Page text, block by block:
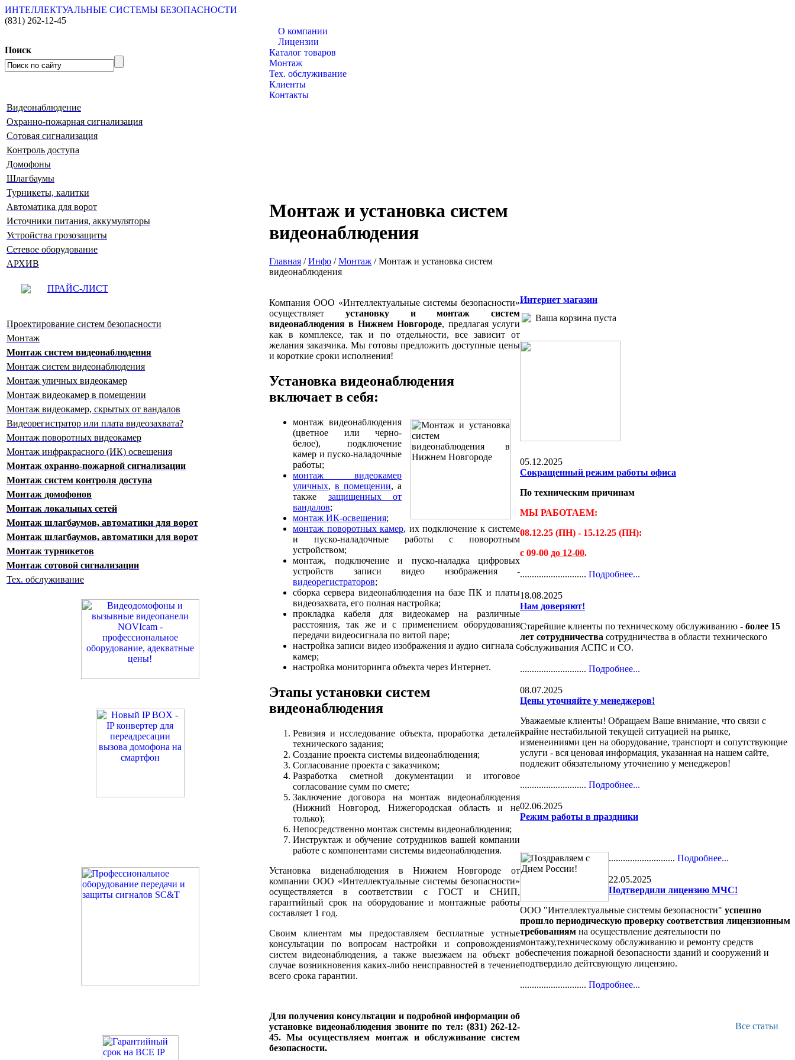
ИНТЕЛЛЕКТУАЛЬНЫЕ СИСТЕМЫ БЕЗОПАСНОСТИ
(831) 262-12-45
Поиск
О компании
Лицензии
Каталог товаров
Монтаж
Тех. обслуживание
Клиенты
Контакты
Видеонаблюдение
Охранно-пожарная сигнализация
Сотовая сигнализация
Контроль доступа
Домофоны
Шлагбаумы
Турникеты, калитки
Автоматика для ворот
Источники питания, аккумуляторы
Устройства грозозащиты
Сетевое оборудование
АРХИВ
ПРАЙС-ЛИСТ
Проектирование систем безопасности
Монтаж
Монтаж систем видеонаблюдения
Монтаж систем видеонаблюдения
Монтаж уличных видеокамер
Монтаж видеокамер в помещении
Монтаж видеокамер, скрытых от вандалов
Видеорегистратор или плата видеозахвата?
Монтаж поворотных видеокамер
Монтаж инфракрасного (ИК) освещения
Монтаж охранно-пожарной сигнализации
Монтаж систем контроля доступа
Монтаж домофонов
Монтаж локальных сетей
Монтаж шлагбаумов, автоматики для ворот
Монтаж шлагбаумов, автоматики для ворот
Монтаж турникетов
Монтаж сотовой сигнализации
Тех. обслуживание
Монтаж и установка систем
видеонаблюдения
Главная /Инфо /Монтаж /Монтаж и установка систем
видеонаблюдения
Компания ООО «Интеллектуальные системы безопасности»
осуществляет установку и монтаж систем
видеонаблюдения в Нижнем Новгороде, предлагая услуги
как в комплексе, так и по отдельности, все зависит от
желания заказчика. Мы готовы предложить доступные цены
и короткие сроки исполнения!
Установка видеонаблюдения
включает в себя:
монтаж видеонаблюдения
(цветное или черно-
белое), подключение
камер и пуско-наладочные
работы;
монтаж видеокамер
уличных, в помещении, а
также защищенных от
вандалов;
монтаж ИК-освещения;
монтаж поворотных камер, их подключение к системе
и пуско-наладочные работы с поворотным
устройством;
монтаж, подключение и пуско-наладка цифровых
устройств записи видео изображения -
видеорегистраторов;
сборка сервера видеонаблюдения на базе ПК и платы
видеозахвата, его полная настройка;
прокладка кабеля для видеокамер на различные
расстояния, так же и с применением оборудования
передачи видеосигнала по витой паре;
настройка записи видео изображения и аудио сигнала с
камер;
настройка мониторинга объекта через Интернет.
Этапы установки систем
видеонаблюдения
Ревизия и исследование объекта, проработка деталей
технического задания;
Создание проекта системы видеонаблюдения;
Согласование проекта с заказчиком;
Разработка сметной документации и итоговое
согласование сумм по смете;
Заключение договора на монтаж видеонаблюдения
(Нижний Новгород, Нижегородская область и не
только);
Непосредственно монтаж системы видеонаблюдения;
Инструктаж и обучение сотрудников вашей компании
работе с компонентами системы видеонаблюдения.
Установка виденаблюдения в Нижнем Новгороде от
компании ООО «Интеллектуальные системы безопасности»
осуществляется в соответствии с ГОСТ и СНИП,
гарантийный срок на оборудование и монтажные работы
составляет 1 год.
Своим клиентам мы предоставляем бесплатные устные
консультации по вопросам настройки и сопровождения
систем видеонаблюдения, а также выезжаем на объект в
случае возникновения каких-либо неисправностей в течение
всего срока гарантии.
Для получения консультации и подробной информации об
установке видеонаблюдения звоните по тел: (831) 262-12-
45. Мы осуществляем монтаж и обслуживание систем
безопасности.
Интернет магазин
Ваша корзина пуста
05.12.2025
Сокращенный режим работы офиса
По техническим причинам
МЫ РАБОТАЕМ:
08.12.25 (ПН) - 15.12.25 (ПН):
с 09-00 до 12-00.
............................ Подробнее...
18.08.2025
Нам доверяют!
Старейшие клиенты по техническому обслуживанию - более 15
лет сотрудничества сотрудничества в области технического
обслуживания АСПС и СО.
............................ Подробнее...
08.07.2025
Цены уточняйте у менеджеров!
Уважаемые клиенты! Обращаем Ваше внимание, что связи с
крайне нестабильной текущей ситуацией на рынке,
изменеиниями цен на оборудование, транспорт и сопутствующие
услуги - вся ценовая информация, указанная на нашем сайте,
подлежит обязательному уточнению у менеджеров!
............................ Подробнее...
02.06.2025
Режим работы в праздники
............................ Подробнее...
22.05.2025
Подтвердили лицензию МЧС!
ООО "Интеллектуальные системы безопасности" успешно
прошло периодическую проверку соответствия лицензионным
требованиям на осуществление деятельности по
монтажу,техническому обслуживанию и ремонту средств
обеспечения пожарной безопасности зданий и сооружений и
подтвердило дейтсвующую лицензию.
............................ Подробнее...
Все статьи